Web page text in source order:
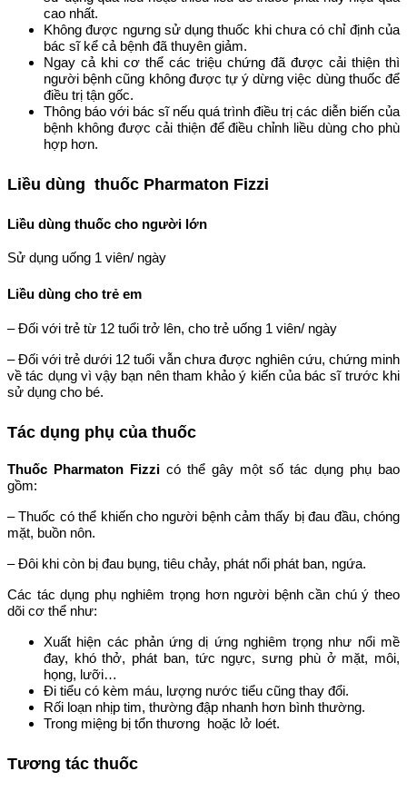
cao nhất.
Không được ngưng sử dụng thuốc khi chưa có chỉ định của
bác sĩ kể cả bệnh đã thuyên giảm.
Ngay cả khi cơ thể các triệu chứng đã được cải thiện thì
người bệnh cũng không được tự ý dừng việc dùng thuốc để
điều trị tận gốc.
Thông báo với bác sĩ nếu quá trình điều trị các diễn biến của
bệnh không được cải thiện để điều chỉnh liều dùng cho phù
hợp hơn.
Liều dùng thuốc Pharmaton Fizzi
Liều dùng thuốc cho người lớn
Sử dụng uống 1 viên/ ngày
Liều dùng cho trẻ em
– Đối với trẻ từ 12 tuổi trở lên, cho trẻ uống 1 viên/ ngày
– Đối với trẻ dưới 12 tuổi vẫn chưa được nghiên cứu, chứng minh
về tác dụng vì vậy bạn nên tham khảo ý kiến của bác sĩ trước khi
sử dụng cho bé.
Tác dụng phụ của thuốc
Thuốc Pharmaton Fizzi có thể gây một số tác dụng phụ bao
gồm:
– Thuốc có thể khiến cho người bệnh cảm thấy bị đau đầu, chóng
mặt, buồn nôn.
– Đôi khi còn bị đau bụng, tiêu chảy, phát nổi phát ban, ngứa.
Các tác dụng phụ nghiêm trọng hơn người bệnh cần chú ý theo
dõi cơ thể như:
Xuất hiện các phản ứng dị ứng nghiêm trọng như nổi mề
đay, khó thở, phát ban, tức ngực, sưng phù ở mặt, môi,
họng, lưỡi…
Đi tiểu có kèm máu, lượng nước tiểu cũng thay đổi.
Rối loạn nhịp tim, thường đập nhanh hơn bình thường.
Trong miệng bị tổn thương hoặc lở loét.
Tương tác thuốc